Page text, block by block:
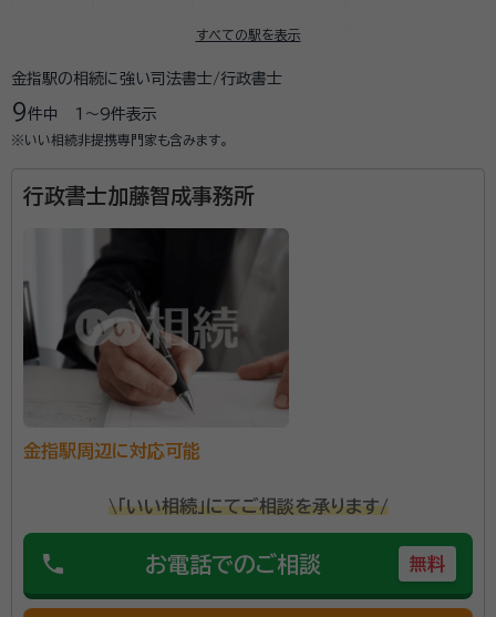
すべての駅を表示
いこいの広場駅 細谷駅
原田駅 戸綿駅 遠州森駅
浜名湖佐久米駅 東都筑駅
奥浜名湖駅 尾奈駅 知波田駅
森町病院前駅
金指駅の相続に強い司法書士/行政書士
9件中 1〜9件表示
※いい相続非提携専門家も含みます。
行政書士加藤智成事務所
金指駅周辺に対応可能
\「いい相続」にてご相談を承ります/
phone お電話でのご相談 無料